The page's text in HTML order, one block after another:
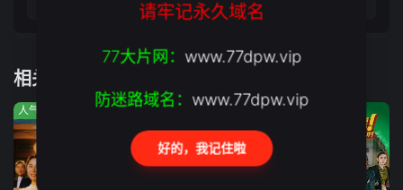
相关推荐
人气:259 人气:378 人气:647
请牢记永久域名
77大片网： www.77dpw.vip
防迷路域名： www.77dpw.vip
好的，我记住啦